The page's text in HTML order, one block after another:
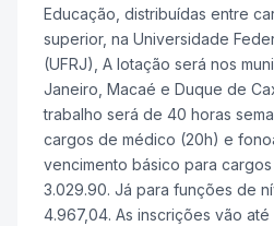
Educação, distribuídas entre
superior, na Universidade
(UFRJ), A lotação será nos
Janeiro, Macaé e Duque de
trabalho será de 40 horas
cargos de médico (20h) e
vencimento básico para
3.029.90. Já para funções de
4.967,04. As inscrições vão